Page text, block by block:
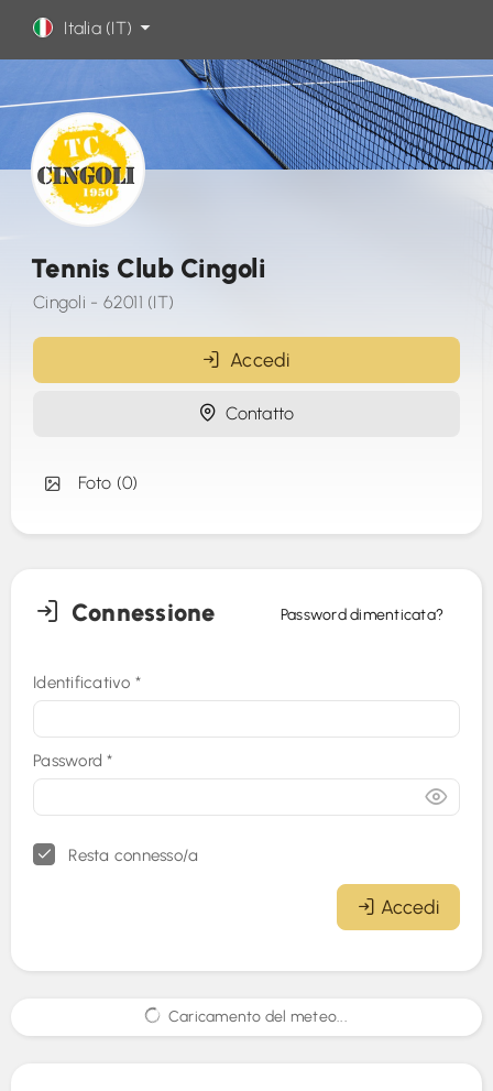
Italia (IT)
Tennis Club Cingoli
Cingoli - 62011 (IT)
Accedi
Contatto
Foto (0)
Connessione Password dimenticata?
Identificativo *
Password*
Resta connesso/a
Accedi
Caricamento del meteo...